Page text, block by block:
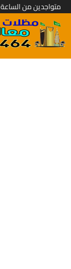
متواجدين من الساعة 8 ص إلى 10 م